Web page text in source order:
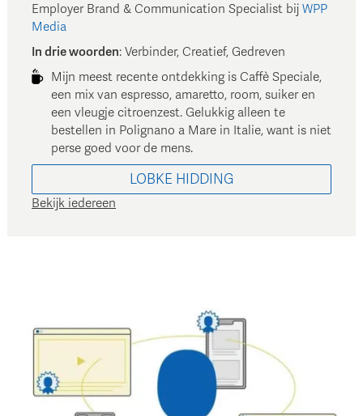
Employer Brand & Communication Specialist bij WPP
Media
In drie woorden: Verbinder, Creatief, Gedreven
Mijn meest recente ontdekking is Caffè Speciale,
een mix van espresso, amaretto, room, suiker en
een vleugje citroenzest. Gelukkig alleen te
bestellen in Polignano a Mare in Italie, want is niet
perse goed voor de mens.
LOBKE HIDDING
Bekijk iedereen